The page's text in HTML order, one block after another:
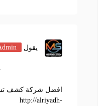
يقول
27
افضل شركة كشف
http://alriyadh-